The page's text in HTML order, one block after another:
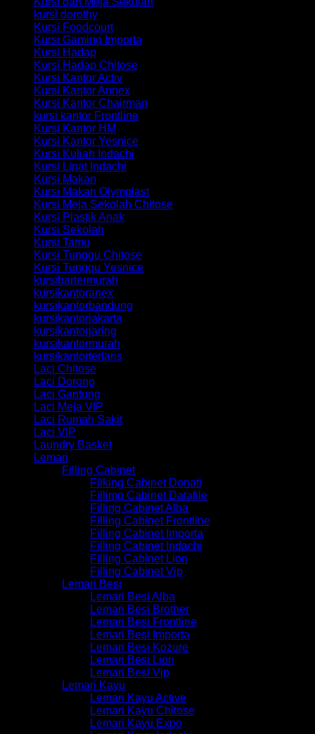
kursi dorothy
Kursi Foodcourt
Kursi Gaming Importa
Kursi Hadap
Kursi Hadap Chitose
Kursi Kantor Activ
Kursi Kantor Annex
Kursi Kantor Chairman
kursi kantor Frontline
Kursi Kantor HM
Kursi Kantor Yesnice
Kursi Kuliah Indachi
Kursi Lipat Indachi
Kursi Makan
Kursi Makan Olymplast
Kursi Meja Sekolah Chitose
Kursi Plastik Anak
Kursi Sekolah
Kursi Tamu
Kursi Tunggu Chitose
Kursi Tunggu Yesnice
kursibartermurah
kursikantoranex
kursikantorbandung
kursikantorjakarta
kursikantorjaring
kursikantormurah
kursikantorterlaris
Laci Chitose
Laci Dorong
Laci Gantung
Laci Meja VIP
Laci Rumah Sakit
Laci VIP
Laundry Basket
Lemari
Filling Cabinet
Filking Cabinet Donati
Fillimg Cabinet Datafile
Filling Cabinet Alba
Filling Cabinet Frontline
Filling Cabinet Importa
Filling Cabinet Indachi
Filling Cabinet Lion
Filling Cabinet Vip
Lemari Besi
Lemari Besi Alba
Lemari Besi Brother
Lemari Besi Frontline
Lemari Besi Importa
Lemari Besi Kozure
Lemari Besi Lion
Lemari Besi Vip
Lemari Kayu
Lemari Kayu Active
Lemari Kayu Chitose
Lemari Kayu Expo